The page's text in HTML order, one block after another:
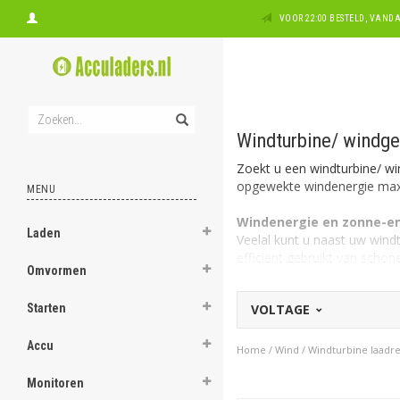
VOOR 22:00 BESTELD,
MENU
Laden
Omvormen
Starten
Accu
Monitoren
Windturbine/
Zoekt u een windturbine/
opgewekte windenergie
Windenergie en zonne-
Veelal kunt u naast uw
Windturbine op paal
U kunt uw windturbine
wordt hoe beter het is qua
Heeft speciale wensen of
VOLTAGE
Home / Wind / Windturbine